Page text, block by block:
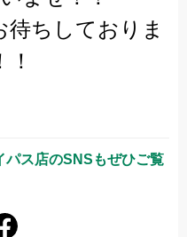
待ちしておりま
パス店のSNSもぜひご覧